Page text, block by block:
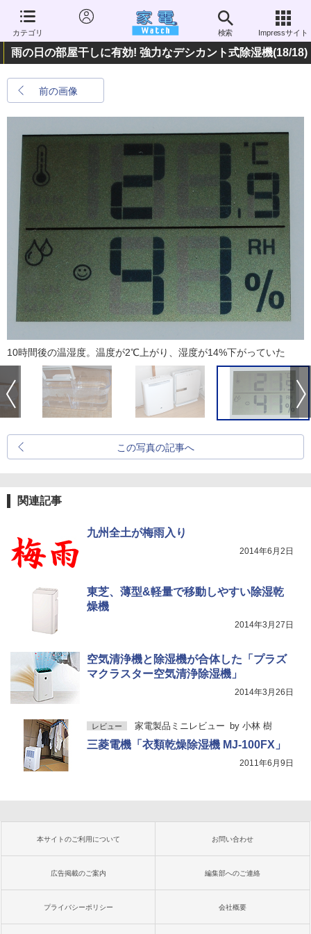
カテゴリ 検索 Impressサイト
雨の日の部屋干しに有効! 強力なデシカント式除湿機(18/18)
前の画像
10時間後の温湿度。温度が2℃上がり、湿度が14%下がっていた
この写真の記事へ
関連記事
九州全土が梅雨入り
2014年6月2日
東芝、薄型&軽量で移動しやすい除湿乾
燥機
2014年3月27日
空気清浄機と除湿機が合体した「プラズ
マクラスター空気清浄除湿機」
2014年3月26日
レビュー 家電製品ミニレビュー by 小林 樹
三菱電機「衣類乾燥除湿機 MJ-100FX」
2011年6月9日
本サイトのご利用について お問い合わせ
広告掲載のご案内 編集部へのご連絡
プライバシーポリシー 会社概要